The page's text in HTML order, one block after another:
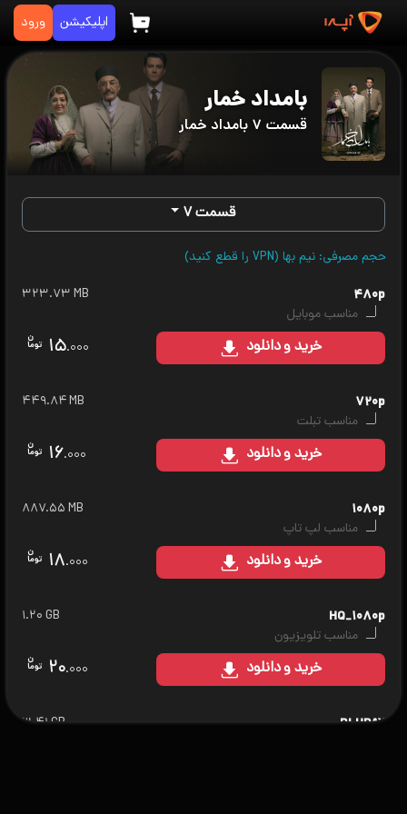
اپلیکیشن ورود
بامداد خمار
قسمت ۷ بامداد خمار
قسمت ۷
حجم مصرفی: نیم بها (VPN را قطع کنید)
۴۸۰p
مناسب موبایل
۳۲۳.۷۳ MB
خریدو دانلود ۱۵.۰۰۰
۷۲۰p
مناسب تبلت
۴۴۹.۸۴ MB
خریدو دانلود ۱۶.۰۰۰
۱۰۸۰p
مناسب لپ تاپ
۸۸۷.۵۵ MB
خریدو دانلود ۱۸.۰۰۰
HQ_۱۰۸۰p
مناسب تلویزیون
۱.۲۰ GB
خریدو دانلود ۲۰.۰۰۰
BLURAY
۳.۴۱ GB